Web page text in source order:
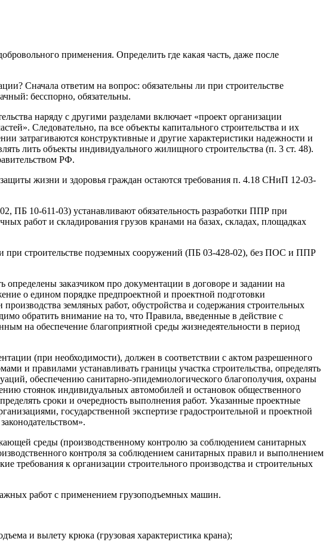
применения. Определить где какая часть, даже после
Сначала ответим на вопрос: обязательны ли при строительстве
бесспорно, обязательны.
наряду с другими разделами включает «проект организации
Следовательно, па все объекты капитального строительства и их
затрагиваются конструктивные и другие характеристики надежности и
лить объекты индивидуального жилищного строительства (п. 3 ст. 48).
РФ.
жизни и здоровья граждан остаются требования п. 4.18 СНиП 12-03-
ПБ 10-611-03) устанавливают обязательность разработки ППР при
работ и складирования грузов кранами на базах, складах, площадках
при строительстве подземных сооружений (ПБ 03-428-02), без ПОС и ППР
заказчиком про документации в договоре и задании на
о едином порядке предпроектной и проектной подготовки
земляных работ, обустройства и содержания строительных
обратить внимание на то, что Правила, введенные в действие с
на обеспечение благоприятной среды жизнедеятельности в период
(при необходимости), должен в соответствии с актом разрешенного
и правилами устанавливать границы участка строительства, определять
обеспечению санитарно-эпидемиологического благополучия, охраны
стоянок индивидуальных автомобилей и остановок общественного
сроки и очередность выполнения работ. Указанные проектные
государственной экспертизе градостроительной и проектной
среды (производственному контролю за соблюдением санитарных
контроля за соблюдением санитарных правил и выполнением
требования к организации строительного производства и строительных
работ с применением грузоподъемных машин.
и вылету крюка (грузовая характеристика крана);